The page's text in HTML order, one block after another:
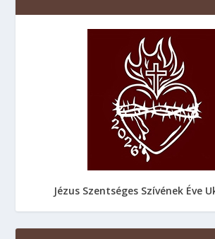
Jézus Szentséges Szívének Éve